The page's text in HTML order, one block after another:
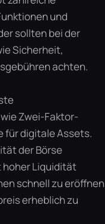
und
sollten bei der
Sicherheit,
achten.
Zwei-Faktor-
für digitale Assets.
der Börse
hoher Liquidität
schnell zu eröffnen
erheblich zu